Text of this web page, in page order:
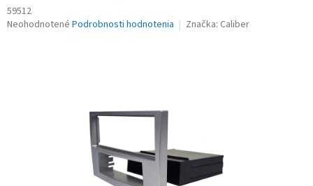
59512
Priemerné
Neohodnotené Podrobnosti hodnotenia Značka: Caliber